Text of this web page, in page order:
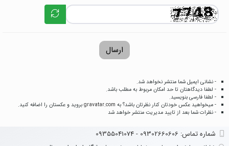
ارسال
- نشانی ایمیل شما منتشر نخواهد شد.
- لطفا دیدگاهتان تا حد امکان مربوط به مطلب باشد.
- لطفا فارسی بنویسید.
- میخواهید عکس خودتان کنار نظرتان باشد؟ به gravatar.com بروید و عکستان را اضافه کنید.
- نظرات شما بعد از تایید مدیریت منتشر خواهد شد
شماره تماس‌: 09302660606 - 09355041074